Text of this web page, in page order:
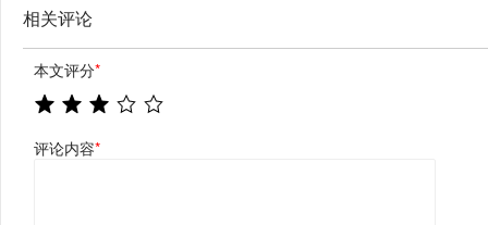
相关评论
本文评分*
评论内容*